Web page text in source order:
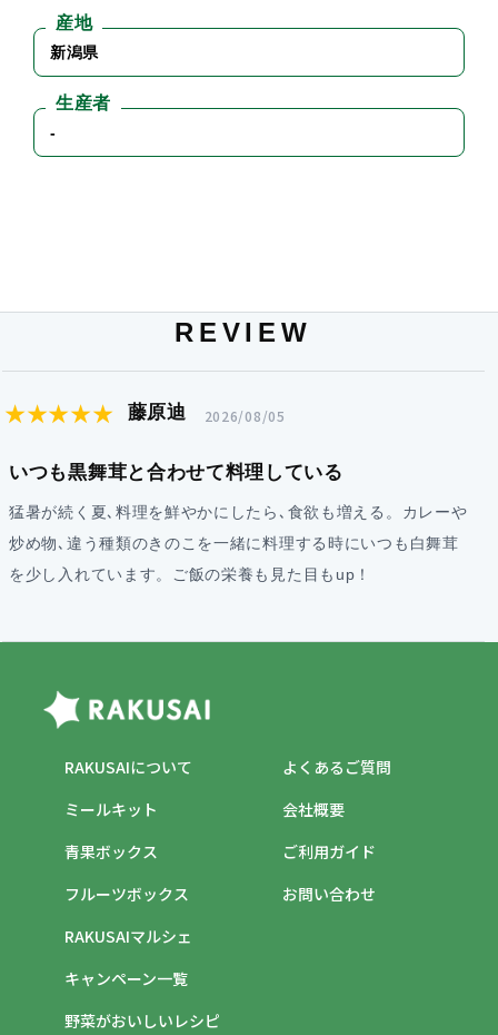
産地
新潟県
生産者
-
REVIEW
★★★★★ 藤原迪 2026/08/05
いつも黒舞茸と合わせて料理している
猛暑が続く夏､料理を鮮やかにしたら､食欲も増える。カレーや
炒め物､違う種類のきのこを一緒に料理する時にいつも白舞茸
を少し入れています。ご飯の栄養も見た目もup！
RAKUSAIについて
ミールキット
青果ボックス
フルーツボックス
RAKUSAIマルシェ
キャンペーン一覧
野菜がおいしいレシピ
よくあるご質問
ご利用ガイド
会社概要
お問い合わせ